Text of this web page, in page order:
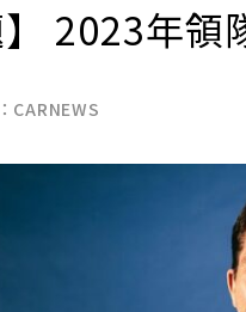
】 2023年
CARNEWS